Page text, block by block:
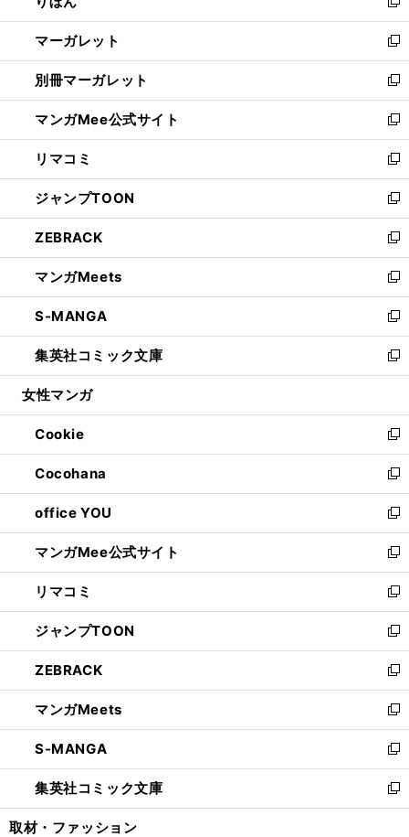
開
く
ウ
で
開
く
ィ
ン
ド
ウ
で
開
く
新
し
い
ウ
ィ
ン
ド
ウ
で
開
く
マーガレット
新
し
い
ウ
ィ
ン
ド
ウ
で
開
く
別冊マーガレット
新
し
い
ウ
ィ
ン
ド
ウ
で
開
く
マンガMee公式サイト
新
し
い
ウ
ィ
ン
ド
ウ
で
開
く
リマコミ
新
し
い
ウ
ィ
ン
ド
ウ
で
開
く
ジャンプTOON
新
し
い
ウ
ィ
ン
ド
ウ
で
開
ZEBRACK
新
し
い
ウ
ィ
ン
ド
ウ
開
く
マンガMeets
新
し
い
ウ
ィ
ン
ウ
で
開
く
S-MANGA
新
し
い
ウ
ン
ド
ウ
で
開
く
集英社コミック文庫
新
し
ウ
ィ
ン
ド
ウ
で
開
く
女性マンガ
Cookie
新
し
い
ウ
ィ
ン
ド
ウ
で
開
く
Cocohana
新
し
い
ウ
ィ
ン
ド
ウ
で
開
く
office YOU
新
し
い
ウ
ィ
ン
ド
ウ
で
開
く
マンガMee公式サイト
新
し
い
ウ
ィ
ン
ド
ウ
で
開
く
リマコミ
新
し
い
ウ
ィ
ン
ド
ウ
で
開
く
ジャンプTOON
新
し
い
ウ
ィ
ン
ド
ウ
で
開
ZEBRACK
新
し
い
ウ
ィ
ン
ド
ウ
マンガMeets
新
し
い
ウ
ィ
ン
S-MANGA
新
し
い
ウ
集英社コミック文庫
新
し
取材・ファッション